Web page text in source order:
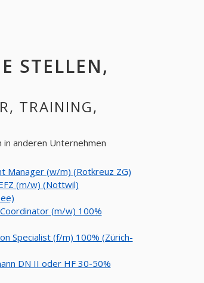
STELLEN,
TRAINING,
anderen Unternehmen
Manager (w/m) (Rotkreuz ZG)
(m/w) (Nottwil)
(m/w) 100%
Specialist (f/m) 100% (Zürich-
DN II oder HF 30-50%